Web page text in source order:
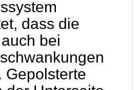
dass die
bei
Gepolsterte